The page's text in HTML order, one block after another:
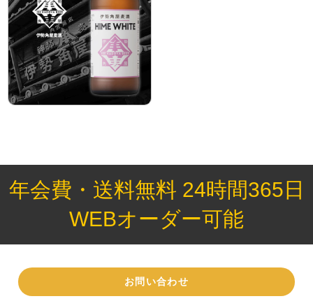
年会費・送料無料 24時間365日
WEBオーダー可能
お問い合わせ